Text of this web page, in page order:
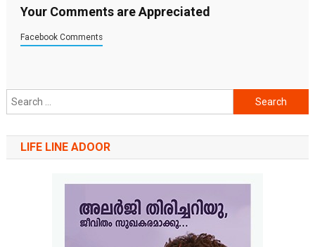
Your Comments are Appreciated
Facebook Comments
Search
for:
LIFE LINE ADOOR